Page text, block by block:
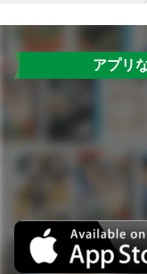
アプリ